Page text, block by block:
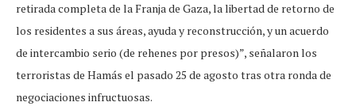
retirada completa de la Franja de Gaza, la libertad de retorno de
los residentes a sus áreas, ayuda y reconstrucción, y un acuerdo
de intercambio serio (de rehenes por presos)”, señalaron los
terroristas de Hamás el pasado 25 de agosto tras otra ronda de
negociaciones infructuosas.